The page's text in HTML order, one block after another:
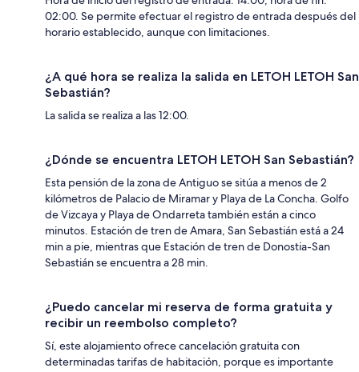
02:00. Se permite efectuar el registro de entrada después del
horario establecido, aunque con limitaciones.
¿A qué hora se realiza la salida en LETOH LETOH San
Sebastián?
La salida se realiza a las 12:00.
¿Dónde se encuentra LETOH LETOH San Sebastián?
Esta pensión de la zona de Antiguo se sitúa a menos de 2
kilómetros de Palacio de Miramar y Playa de La Concha. Golfo
de Vizcaya y Playa de Ondarreta también están a cinco
minutos. Estación de tren de Amara, San Sebastián está a 24
min a pie, mientras que Estación de tren de Donostia-San
Sebastián se encuentra a 28 min.
¿Puedo cancelar mi reserva de forma gratuita y
recibir un reembolso completo?
Sí, este alojamiento ofrece cancelación gratuita con
determinadas tarifas de habitación, porque es importante